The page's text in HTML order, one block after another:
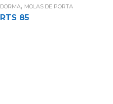
DORMA, MOLAS DE PORTA
RTS 85